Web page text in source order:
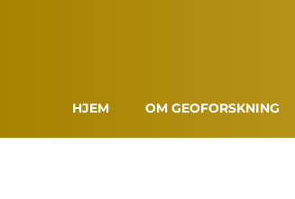
HJEM OM GEOFORSKNING